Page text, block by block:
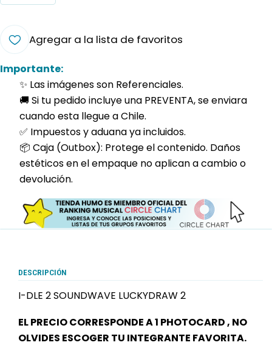
Agregar a la lista de favoritos
Importante:
✨ Las imágenes son Referenciales.
🚚 Si tu pedido incluye una PREVENTA, se enviara
cuando esta llegue a Chile.
✅ Impuestos y aduana ya incluidos.
📦 Caja (Outbox): Protege el contenido. Daños
estéticos en el empaque no aplican a cambio o
devolución.
DESCRIPCIÓN
I-DLE 2 SOUNDWAVE LUCKYDRAW 2
EL PRECIO CORRESPONDE A 1 PHOTOCARD , NO
OLVIDES ESCOGER TU INTEGRANTE FAVORITA.